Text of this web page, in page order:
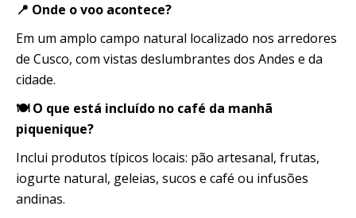
📍 Onde o voo acontece?
Em um amplo campo natural localizado nos arredores
de Cusco, com vistas deslumbrantes dos Andes e da
cidade.
🍽️ O que está incluído no café da manhã
piquenique?
Inclui produtos típicos locais: pão artesanal, frutas,
iogurte natural, geleias, sucos e café ou infusões
andinas.